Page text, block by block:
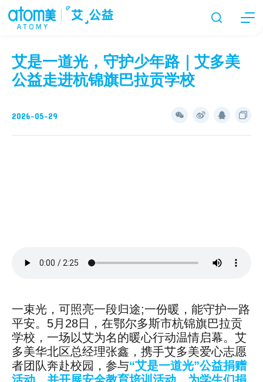
艾是一道光，守护少年路｜艾多美
公益走进杭锦旗巴拉贡学校
2026-05-29
一束光，可照亮一段归途;一份暖，能守护一路
平安。5月28日，在鄂尔多斯市杭锦旗巴拉贡
学校，一场以艾为名的暖心行动温情启幕。艾
多美华北区总经理张鑫，携手艾多美爱心志愿
者团队奔赴校园，参与“艾是一道光”公益捐赠